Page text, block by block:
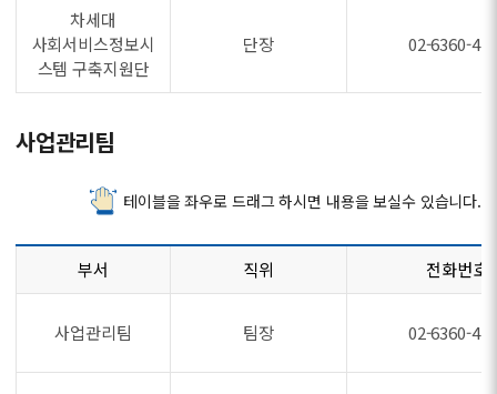
차세대
사회서비스정보시
스템 구축지원단
단장 02-6360-
사업관리팀
테이블을 좌우로 드래그 하시면 내용을 보실수 있습니다.
부서 직위 전화번호
사업관리팀 팀장 02-6360-